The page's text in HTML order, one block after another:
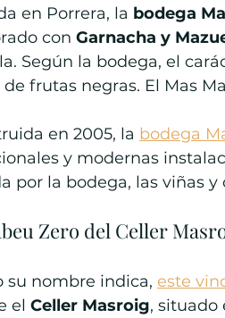
en Porrera, la bodega
con Garnacha y
Según la bodega, el
de frutas negras. El Mas
en 2005, la bodega
y modernas
por la bodega, las viñas y
Zero del Celler
su nombre indica, este
el Celler Masroig, situado